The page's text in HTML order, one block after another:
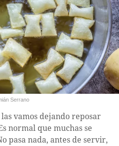
Serrano
vamos dejando reposar
normal que muchas se
pasa nada, antes de servir,